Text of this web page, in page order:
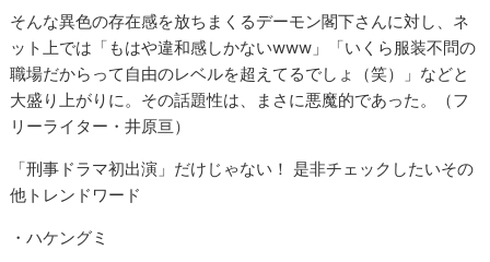
そんな異色の存在感を放ちまくるデーモン閣下さんに対し、ネ
ット上では「もはや違和感しかないwww」「いくら服装不問の
職場だからって自由のレベルを超えてるでしょ（笑）」などと
大盛り上がりに。その話題性は、まさに悪魔的であった。（フ
リーライター・井原亘）
「刑事ドラマ初出演」だけじゃない！ 是非チェックしたいその
他トレンドワード
・ハケングミ